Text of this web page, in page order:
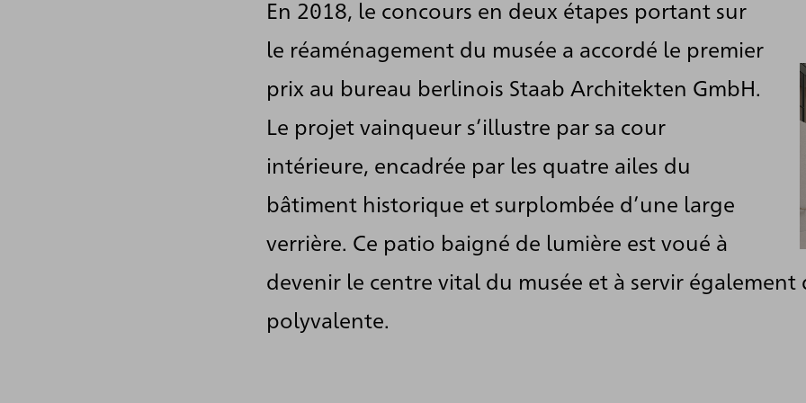
étapes a été mis en place en 2017, qui, en dehors de
et du réaménagement du bâtiment principal
le premier tronçon des travaux, comprenait une
d’idées pour la future annexe de la Kunsthalle située
Tribunal d’instance voisin, le second tronçon des
Kunsthalle.
Le premier prix du concours a été remis en 2018 à
GmbH, un bureau d’architecture berlinois qui s’est fait
En 2018, le concours en deux étapes portant sur
le réaménagement du musée a accordé le premier
prix au bureau berlinois Staab Architekten GmbH.
Le projet vainqueur s’illustre par sa cour
intérieure, encadrée par les quatre ailes du
bâtiment historique et surplombée d’une large
verrière. Ce patio baigné de lumière est voué à
devenir le centre vital du musée et à servir également
polyvalente.